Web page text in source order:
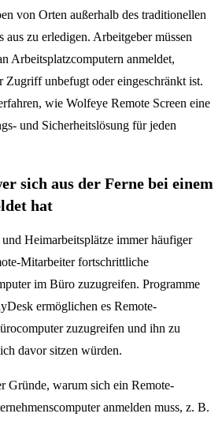
von Orten außerhalb des traditionellen
aus zu erledigen. Arbeitgeber müssen
Arbeitsplatzcomputern anmeldet,
Zugriff unbefugt oder eingeschränkt ist.
wie Wolfeye Remote Screen eine
und Sicherheitslösung für jeden
sich aus der Ferne bei einem
hat
Heimarbeitsplätze immer häufiger
Mitarbeiter fortschrittliche
im Büro zuzugreifen. Programme
ermöglichen es Remote-
zuzugreifen und ihn zu
davor sitzen würden.
Gründe, warum sich ein Remote-
anmelden muss, z. B.